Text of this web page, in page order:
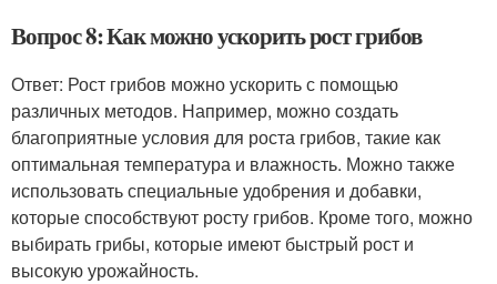
Вопрос 8: Как можно ускорить рост грибов
Ответ: Рост грибов можно ускорить с помощью
различных методов. Например, можно создать
благоприятные условия для роста грибов, такие как
оптимальная температура и влажность. Можно также
использовать специальные удобрения и добавки,
которые способствуют росту грибов. Кроме того, можно
выбирать грибы, которые имеют быстрый рост и
высокую урожайность.